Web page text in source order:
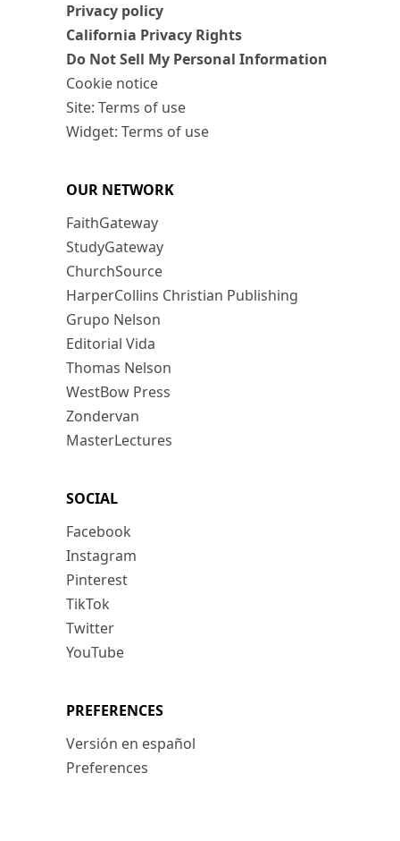
Privacy policy
California Privacy Rights
Do Not Sell My Personal Information
Cookie notice
Site: Terms of use
Widget: Terms of use
OUR NETWORK
FaithGateway
StudyGateway
ChurchSource
HarperCollins Christian Publishing
Grupo Nelson
Editorial Vida
Thomas Nelson
WestBow Press
Zondervan
MasterLectures
SOCIAL
Facebook
Instagram
Pinterest
TikTok
Twitter
YouTube
PREFERENCES
Versión en español
Preferences